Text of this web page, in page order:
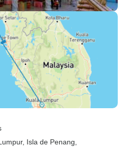
, Isla de Penang